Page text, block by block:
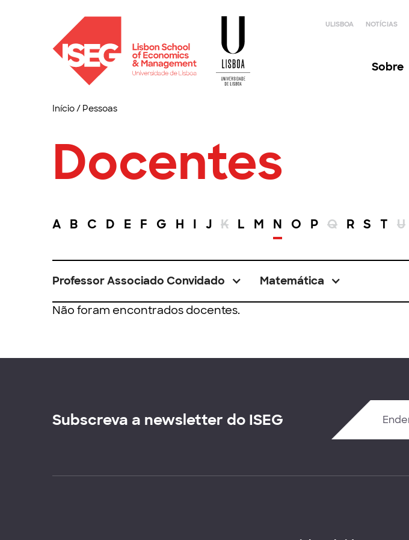
ULISBOA NOTÍCIAS
Sobre
Início/ Pessoas
Docentes
A B C D E F G H I J K L M N O P Q R S T U
Professor Associado Convidado Matemática
Não foram encontrados docentes.
Subscreva a newsletter do ISEG